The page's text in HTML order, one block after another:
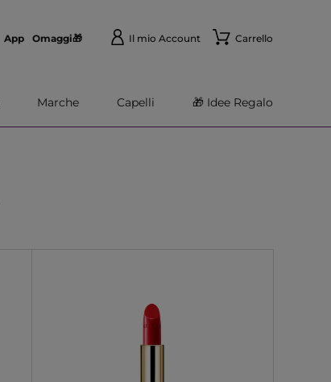
App Omaggi🎁 Il mio Account Carrello
Marche Capelli 🎁 Idee Regalo